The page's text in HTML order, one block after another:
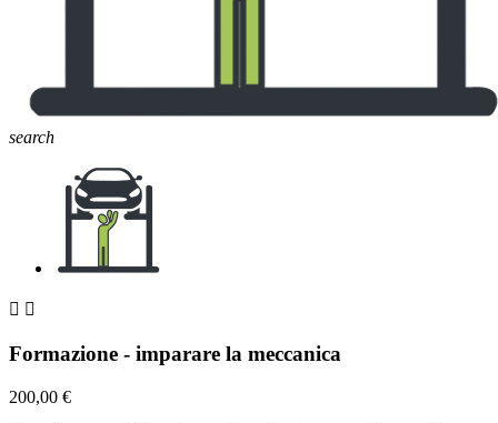
search
 
Formazione - imparare la meccanica
200,00 €